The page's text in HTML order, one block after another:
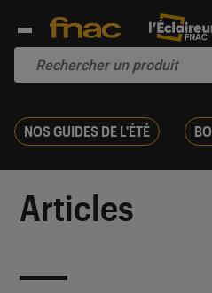
NOS GUIDES DE L'ÉTÉ
Articles